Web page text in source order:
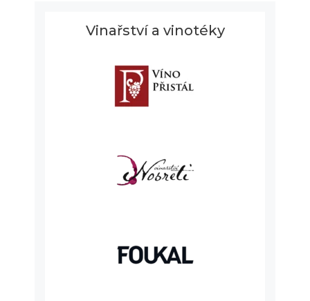
Vinařství a vinotéky